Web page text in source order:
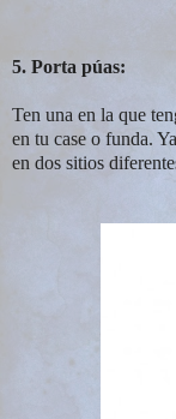
5. Porta púas:
Ten una en la que
en tu case o funda.
en dos sitios